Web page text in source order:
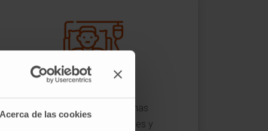
Acerca de las cookies
Validar potenciales dianas
terapéuticas antitumorales y